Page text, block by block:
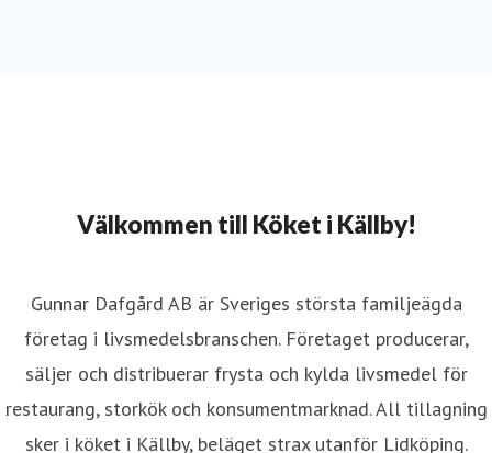
Välkommen till Köket i Källby!
Gunnar Dafgård AB är Sveriges största familjeägda
företag i livsmedelsbranschen. Företaget producerar,
säljer och distribuerar frysta och kylda livsmedel för
restaurang, storkök och konsumentmarknad. All tillagning
sker i köket i Källby, beläget strax utanför Lidköping.